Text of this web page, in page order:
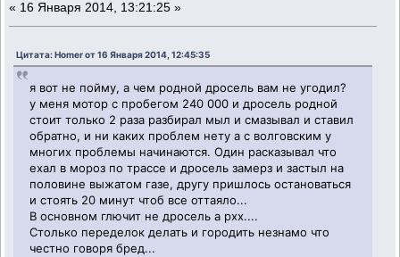
« 16 Января 2014, 13:21:25 »
Цитата: Homer от 16 Января 2014, 12:45:35
я вот не пойму, а чем родной дросель вам не угодил?
у меня мотор с пробегом 240 000 и дросель родной
стоит только 2 раза разбирал мыл и смазывал и ставил
обратно, и ни каких проблем нету а с волговским у
многих проблемы начинаются. Один расказывал что
ехал в мороз по трассе и дросель замерз и застыл на
половине выжатом газе, другу пришлось остановаться
и стоять 20 минут чтоб все оттаяло...
В основном глючит не дросель а рхх....
Столько переделок делать и городить незнамо что
честно говоря бред...